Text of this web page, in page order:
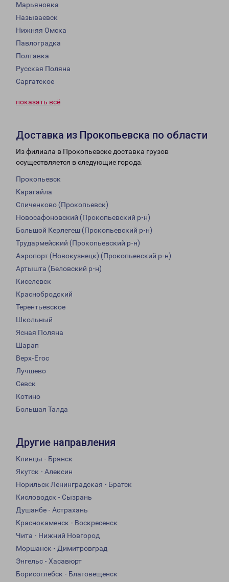
Марьяновка
Называевск
Нижняя Омска
Павлоградка
Полтавка
Русская Поляна
Саргатское
показать всё
Доставка из Прокопьевска по области
Из филиала в Прокопьевске доставка грузов
осуществляется в следующие города:
Прокопьевск
Карагайла
Спиченково (Прокопьевск)
Новосафоновский (Прокопьевский р-н)
Большой Керлегеш (Прокопьевский р-н)
Трудармейский (Прокопьевский р-н)
Аэропорт (Новокузнецк) (Прокопьевский р-н)
Артышта (Беловский р-н)
Киселевск
Краснобродский
Терентьевское
Школьный
Ясная Поляна
Шарап
Верх-Егос
Лучшево
Севск
Котино
Большая Талда
Другие направления
Клинцы - Брянск
Якутск - Алексин
Норильск Ленинградская - Братск
Кисловодск - Сызрань
Душанбе - Астрахань
Краснокаменск - Воскресенск
Чита - Нижний Новгород
Моршанск - Димитровград
Энгельс - Хасавюрт
Борисоглебск - Благовещенск